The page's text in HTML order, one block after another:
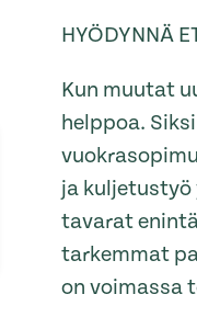
HYÖDYNNÄ
Kun muutat
helppoa.
ja
tavarat
tarkemmat
on voimassa